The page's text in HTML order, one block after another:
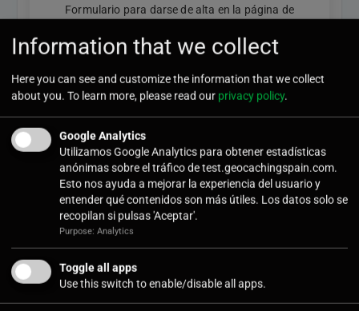
Formulario para darse de alta en la página de
contacta@geocachingspain.com
Username *
User Email*
User Password
Information that we collect
Here you can see and customize the information that we collect
about you. To learn more, please read our privacy policy.
Google Analytics
Utilizamos Google Analytics para obtener estadísticas
anónimas sobre el tráfico de test.geocachingspain.com.
Esto nos ayuda a mejorar la experiencia del usuario y
entender qué contenidos son más útiles. Los datos solo se
recopilan si pulsas 'Aceptar'.
Purpose: Analytics
Toggle all apps
Use this switch to enable/disable all apps.